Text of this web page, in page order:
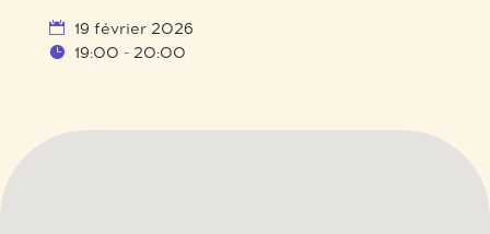
19 février 2026
19:00 - 20:00